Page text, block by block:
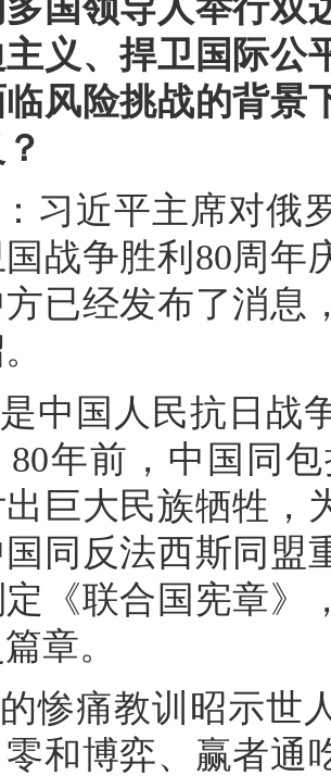
国领导人举行双
义、捍卫国际公
风险挑战的背景
习近平主席对俄
战争胜利80周年
已经发布了消息
中国人民抗日战
80年前，中国同
巨大民族牺牲，
同反法西斯同盟
《联合国宪章》
章。
惨痛教训昭示世
零和博弈、赢者通